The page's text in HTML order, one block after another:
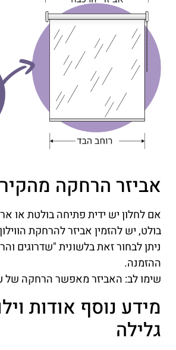
אביזר הרחקה מהקיר
אם לחלון יש ידית פתיחה בולטת או
בולט, יש להזמין אביזר להרחקת
ניתן לבחור זאת בלשונית "שדרוגים
ההזמנה.
שימו לב: האביזר מאפשר הרחקה של עד 5
מידע נוסף אודות
גלילה